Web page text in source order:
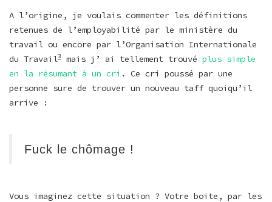
A l’origine, je voulais commenter les définitions
retenues de l’employabilité par le ministère du
travail ou encore par l’Organisation Internationale
du Travail3 mais j’ ai tellement trouvé plus simple
en la résumant à un cri . Ce cri poussé par une
personne sure de trouver un nouveau taff quoiqu’il
arrive :
Fuck le chômage !
Vous imaginez cette situation ? Votre boite, par les